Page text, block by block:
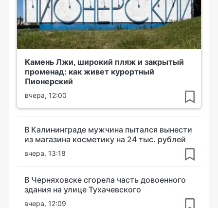
Камень Лжи, широкий пляж и закрытый
променад: как живет курортный
Пионерский
вчера, 12:00
В Калининграде мужчина пытался вынести
из магазина косметику на 24 тыс. рублей
вчера, 13:18
В Черняховске сгорела часть довоенного
здания на улице Тухачевского
вчера, 12:09